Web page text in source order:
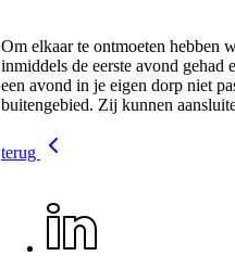
Om elkaar te ontmoeten hebben
inmiddels de eerste avond gehad
een avond in je eigen dorp niet
buitengebied. Zij kunnen
terug